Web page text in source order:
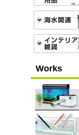
Works